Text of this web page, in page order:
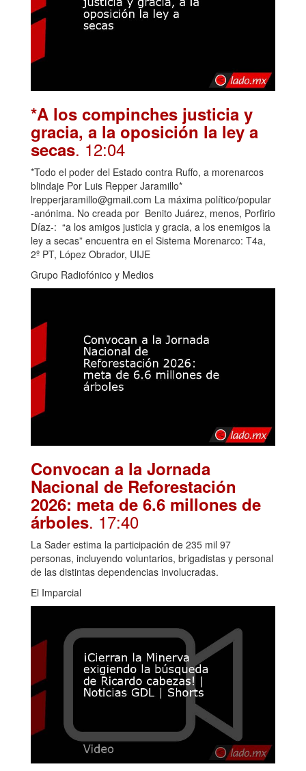
*A los compinches justicia y
gracia, a la oposición la ley a
secas. 12:04
*Todo el poder del Estado contra Ruffo, a morenarcos
blindaje Por Luis Repper Jaramillo*
lrepperjaramillo@gmail.com La máxima político/popular
-anónima. No creada por Benito Juárez, menos, Porfirio
Díaz-: “a los amigos justicia y gracia, a los enemigos la
ley a secas” encuentra en el Sistema Morenarco: T4a,
2º PT, López Obrador, UIJE
Grupo Radiofónico y Medios
Convocan a la Jornada
Nacional de Reforestación
2026: meta de 6.6 millones de
árboles. 17:40
La Sader estima la participación de 235 mil 97
personas, incluyendo voluntarios, brigadistas y personal
de las distintas dependencias involucradas.
El Imparcial